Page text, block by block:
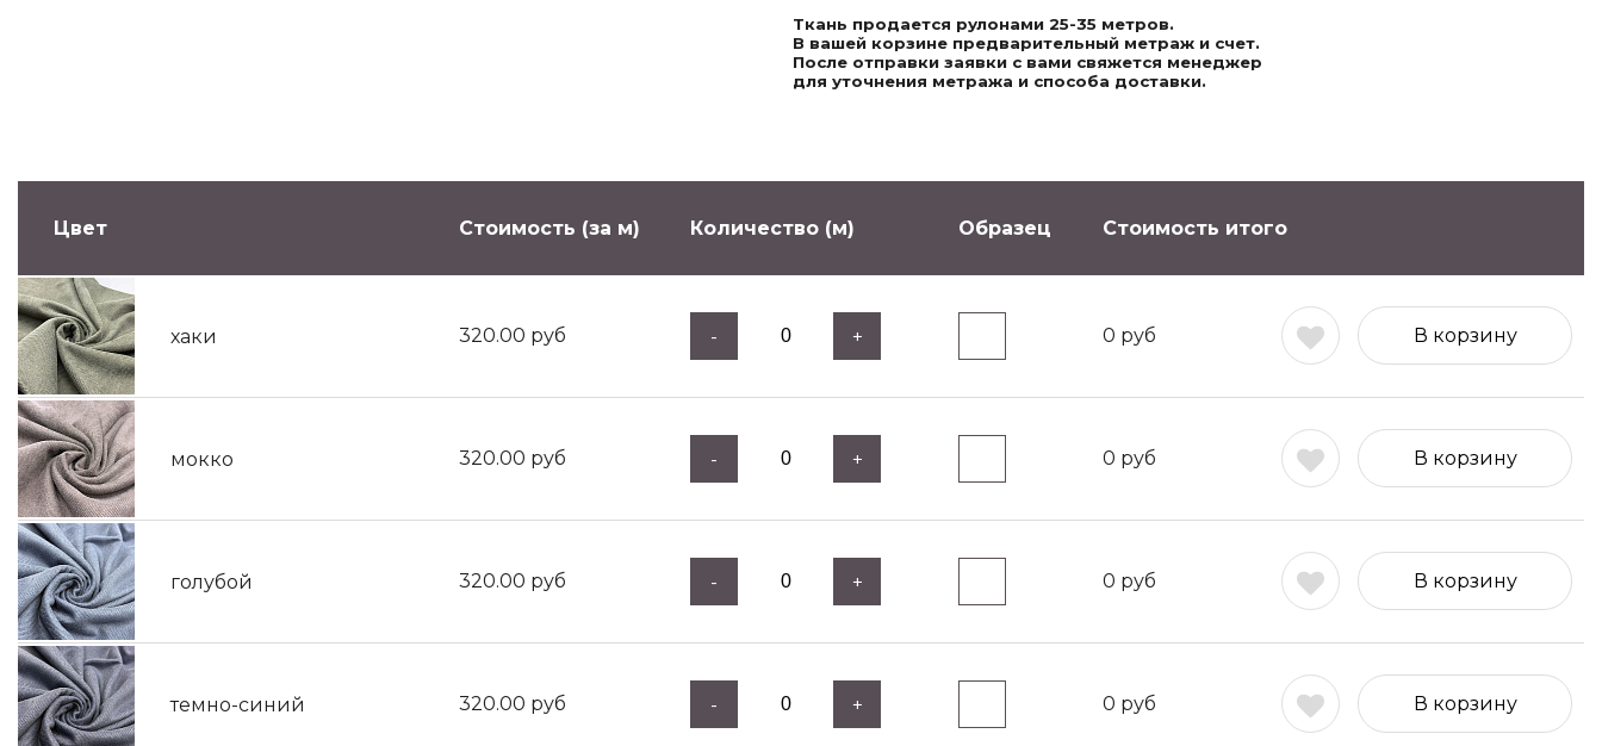
Ткань продается рулонами 25-35 метров.
В вашей корзине предварительный метраж и счет.
После отправки заявки с вами свяжется менеджер
для уточнения метража и способа доставки.
Цвет Стоимость (за м) Количество (м) Образец Стоимость итого
хаки 320.00 руб - + 0 руб В корзину
мокко 320.00 руб - + 0 руб В корзину
голубой 320.00 руб - + 0 руб В корзину
темно-синий 320.00 руб - + 0 руб В корзину